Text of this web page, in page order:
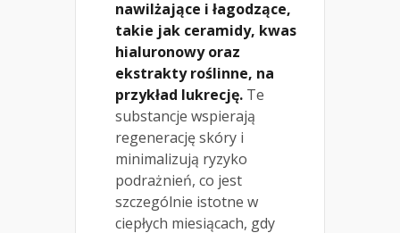
nawilżające i łagodzące,
takie jak ceramidy, kwas
hialuronowy oraz
ekstrakty roślinne, na
przykład lukrecję. Te
substancje wspierają
regenerację skóry i
minimalizują ryzyko
podrażnień, co jest
szczególnie istotne w
ciepłych miesiącach, gdy